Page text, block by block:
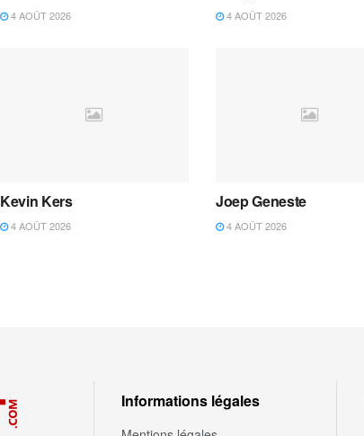
4 AOÛT 2026 4 AOÛT 2026
Kevin Kers
4 AOÛT 2026
Joep Geneste
4 AOÛT 2026
Informations légales